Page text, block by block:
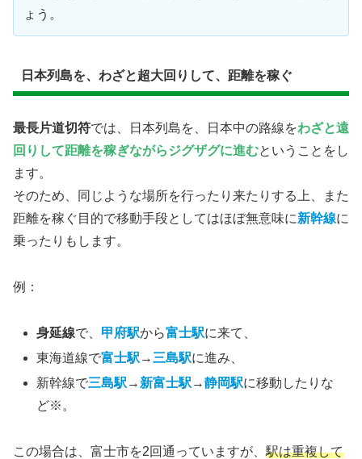
ょう。
日本列島を、わざと超大回りして、距離を稼ぐ
最長片道切符では、日本列島を、日本中の路線をわざと遠
回りして距離を稼ぎながらジグザグに進むということをし
ます。
そのため、同じような場所を行ったり来たりする上、また
距離を稼ぐ目的で移動手段としてはほぼ無意味に新幹線に
乗ったりもします。
例：
身延線で、 甲府駅から富士駅に来て、
東海道線で富士駅 → 三島駅に進み、
新幹線で三島駅 → 新富士駅 →静岡駅に移動したりな
ど※。
この場合は、富士市を2回通っていますが、 駅は重複して